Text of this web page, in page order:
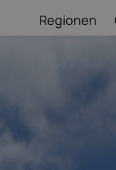
Regionen